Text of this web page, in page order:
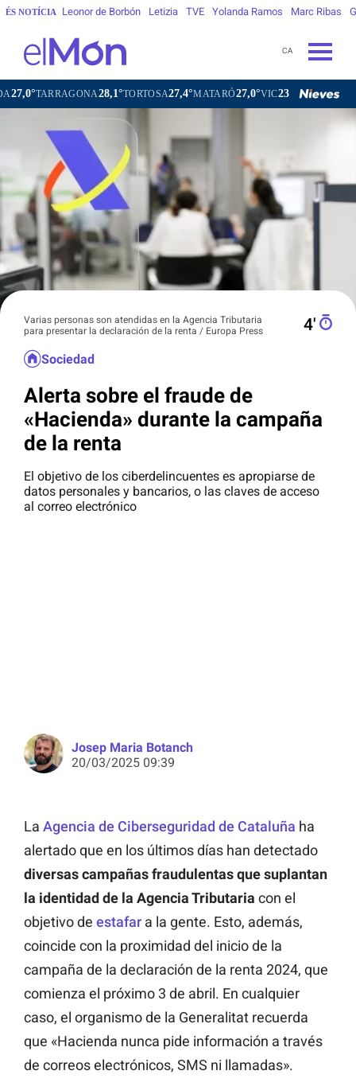
ÉS NOTÍCIA Leonor de Borbón Letizia TVE Yolanda Ramos Marc Ribas
CA
28,1°TORTOSA27,4°MATARÓ27,0°VIC23,2°VILAFRANCA DEL
Varias personas son atendidas en la Agencia Tributaria
para presentar la declaración de la renta / Europa Press
4′
Sociedad
Alerta sobre el fraude de
«Hacienda» durante la campaña
de la renta
El objetivo de los ciberdelincuentes es apropiarse de
datos personales y bancarios, o las claves de acceso
al correo electrónico
Josep Maria Botanch
20/03/2025 09:39
La Agencia de Ciberseguridad de Cataluña ha
alertado que en los últimos días han detectado
diversas campañas fraudulentas que suplantan
la identidad de la Agencia Tributaria con el
objetivo de estafar a la gente. Esto, además,
coincide con la proximidad del inicio de la
campaña de la declaración de la renta 2024, que
comienza el próximo 3 de abril. En cualquier
caso, el organismo de la Generalitat recuerda
que «Hacienda nunca pide información a través
de correos electrónicos, SMS ni llamadas».